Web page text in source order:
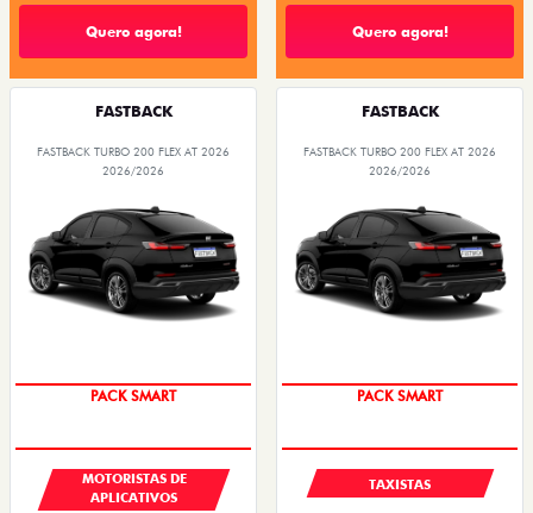
Quero agora! Quero agora!
FASTBACK
FASTBACK TURBO 200 FLEX AT 2026
2026/2026
PACK SMART
MOTORISTAS DE
APLICATIVOS
FASTBACK
FASTBACK TURBO 200 FLEX AT 2026
2026/2026
PACK SMART
TAXISTAS